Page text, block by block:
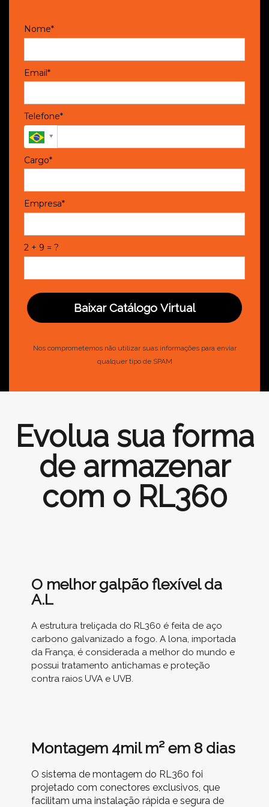
Nome*
Email*
Telefone*
Cargo*
Empresa*
2 + 9 = ?
Baixar Catálogo Virtual
Nos comprometemos não utilizar suas informações para enviar
qualquer tipo de SPAM
Evolua sua forma
de armazenar
com o RL360
O melhor galpão flexível da
A.L
A estrutura treliçada do RL360 é feita de aço
carbono galvanizado a fogo. A lona, importada
da França, é considerada a melhor do mundo e
possui tratamento antichamas e proteção
contra raios UVA e UVB.
Montagem 4mil m² em 8 dias
O sistema de montagem do RL360 foi
projetado com conectores exclusivos, que
facilitam uma instalação rápida e segura de